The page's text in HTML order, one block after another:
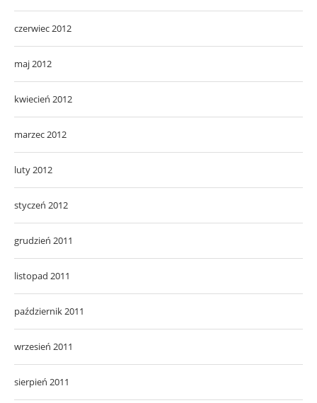
czerwiec 2012
maj 2012
kwiecień 2012
marzec 2012
luty 2012
styczeń 2012
grudzień 2011
listopad 2011
październik 2011
wrzesień 2011
sierpień 2011